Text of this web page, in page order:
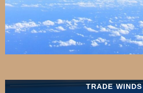
TRADE WINDS